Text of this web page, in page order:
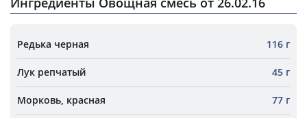
Редька черная 116 г
Лук репчатый 45 г
Морковь, красная 77 г